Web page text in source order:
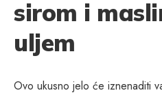
sirom i
uljem
Ovo ukusno jelo će iznenaditi